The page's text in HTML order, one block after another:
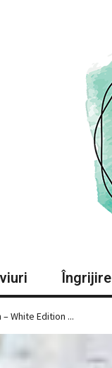
Îngrijire
White Edition ...